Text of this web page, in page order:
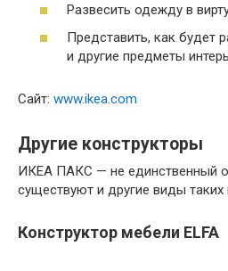
Развесить одежду в
Представить, как будет
и другие предметы
Сайт: www.ikea.com
Другие конструкторы
ИКЕА ПАКС — не единственный
существуют и другие виды таких
Конструктор мебели ELFA